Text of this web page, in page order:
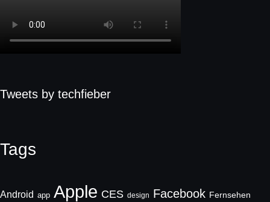
Tweets by techfieber
Tags
Android app Apple CES design Facebook Fernsehen